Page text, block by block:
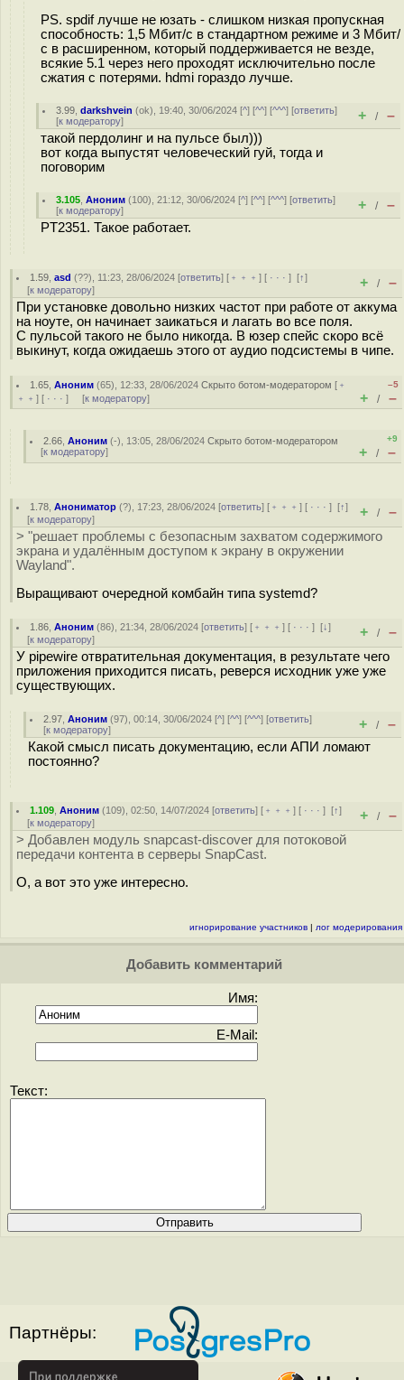
PS. spdif лучше не юзать - слишком низкая пропускная
способность: 1,5 Мбит/с в стандартном режиме и 3 Мбит/
с в расширенном, который поддерживается не везде,
всякие 5.1 через него проходят исключительно после
сжатия с потерями. hdmi гораздо лучше.
3.99 ,darkshvein (ok), 19:40, 30/06/2024 [^] [^^] [^^^] [ответить]
[к модератору] + / –
такой пердолинг и на пульсе был)))
вот когда выпустят человеческий гуй, тогда и
поговорим
3.105 ,Аноним (100), 21:12, 30/06/2024 [^] [^^] [^^^] [ответить]
[к модератору] + / –
PT2351. Такое работает.
1.59 ,asd (??), 11:23, 28/06/2024 [ответить] [ ﹢﹢﹢] [ · · ·][↑]
[к модератору] + / –
При установке довольно низких частот при работе от аккума
на ноуте, он начинает заикаться и лагать во все поля.
С пульсой такого не было никогда. В юзер спейс скоро всё
выкинут, когда ожидаешь этого от аудио подсистемы в чипе.
1.65 ,Аноним (65), 12:33, 28/06/2024Скрыто ботом-модератором [ ﹢
﹢﹢ ] [ · · · ] [к модератору]
–5
+ / –
2.66 ,Аноним (-), 13:05, 28/06/2024Скрыто ботом-модератором
[к модератору]
+9
+ / –
1.78 ,Анониматор (?), 17:23, 28/06/2024 [ответить] [ ﹢﹢﹢] [ · · ·][↑]
[к модератору] + / –
> "решает проблемы с безопасным захватом содержимого
экрана и удалённым доступом к экрану в окружении
Wayland".
Выращивают очередной комбайн типа systemd?
1.86 ,Аноним (86), 21:34, 28/06/2024 [ответить] [ ﹢﹢﹢] [ · · ·][↓]
[к модератору] + / –
У pipewire отвратительная документация, в результате чего
приложения приходится писать, реверся исходник уже уже
существующих.
2.97 ,Аноним (97), 00:14, 30/06/2024 [^] [^^] [^^^] [ответить]
[к модератору] + / –
Какой смысл писать документацию, если АПИ ломают
постоянно?
1.109 ,Аноним (109), 02:50, 14/07/2024 [ответить] [ ﹢﹢﹢] [ · · ·][↑]
[к модератору] + / –
> Добавлен модуль snapcast-discover для потоковой
передачи контента в серверы SnapCast.
О, а вот это уже интересно.
игнорирование участников | лог модерирования
Добавить комментарий
Имя:
E-Mail:
Текст:
Партнёры: